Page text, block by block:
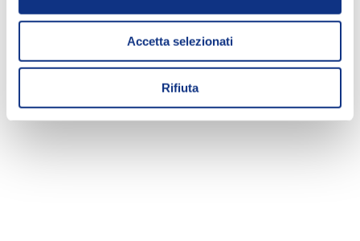
Accetta selezionati
Rifiuta